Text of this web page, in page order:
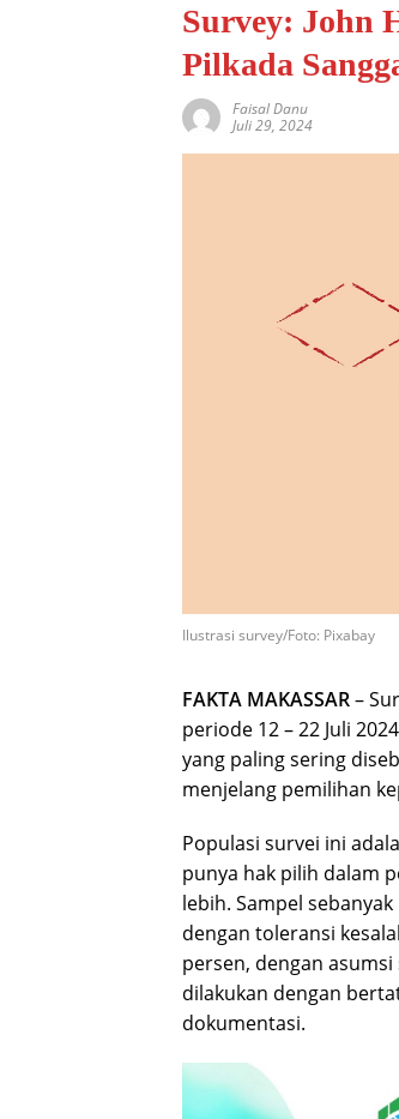
Survey: John
Pilkada
Faisal Danu
Juli 29, 2024
Ilustrasi survey/Foto: Pixabay
FAKTA MAKASSAR–
periode 12 – 22 Juli
yang paling sering
menjelang pemilihan
Populasi survei ini
punya hak pilih dalam
lebih. Sampel
dengan toleransi
persen, dengan
dilakukan dengan
dokumentasi.